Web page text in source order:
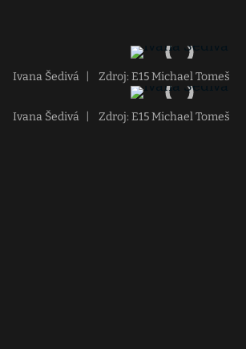
Ivana Šedivá Zdroj: E15 Michael Tomeš
Ivana Šedivá Zdroj: E15 Michael Tomeš